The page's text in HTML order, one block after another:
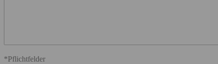
*Pflichtfelder